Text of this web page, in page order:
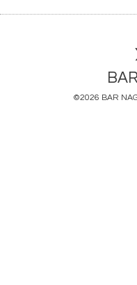
©2026 BAR